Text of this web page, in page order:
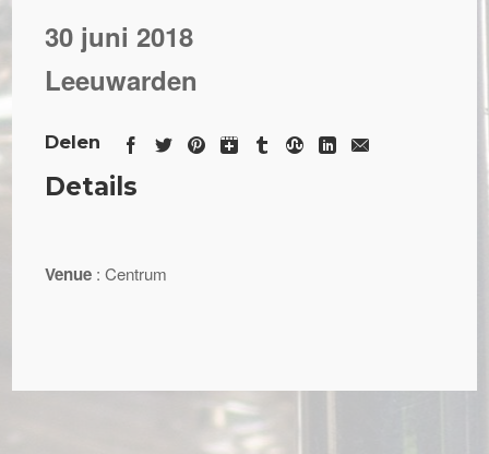
30 juni 2018
Leeuwarden
Delen
Details
Venue : Centrum